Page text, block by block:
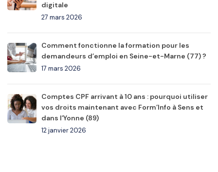
digitale
27 mars 2026
Comment fonctionne la formation pour les
demandeurs d’emploi en Seine-et-Marne (77) ?
17 mars 2026
Comptes CPF arrivant à 10 ans : pourquoi utiliser
vos droits maintenant avec Form’Info à Sens et
dans l’Yonne (89)
12 janvier 2026